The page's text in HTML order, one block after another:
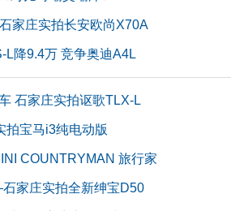
家庄实拍长安欧尚X70A
L降9.4万 竞争奥迪A4L
石家庄实拍讴歌TLX-L
拍宝马i3纯电动版
COUNTRYMAN 旅行家
家庄实拍全新绅宝D50